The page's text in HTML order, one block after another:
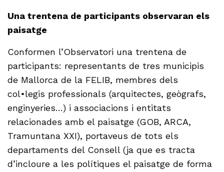
Una trentena de participants observaran els
paisatge
Conformen l’Observatori una trentena de
participants: representants de tres municipis
de Mallorca de la FELIB, membres dels
col•legis professionals (arquitectes, geògrafs,
enginyeries…) i associacions i entitats
relacionades amb el paisatge (GOB, ARCA,
Tramuntana XXI), portaveus de tots els
departaments del Consell (ja que es tracta
d’incloure a les polítiques el paisatge de forma